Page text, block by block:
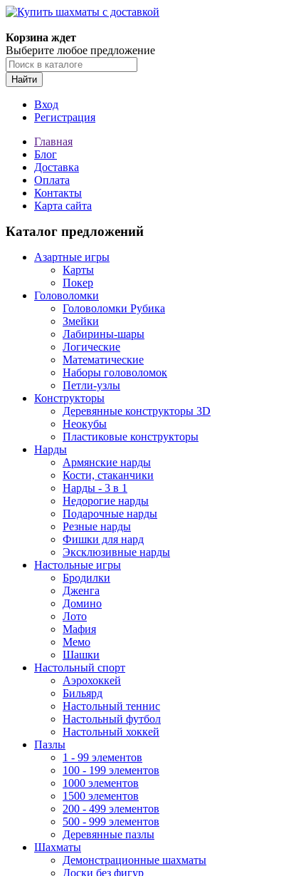
Корзина ждет
Выберите любое предложение
Найти
Вход
Регистрация
Главная
Блог
Доставка
Оплата
Контакты
Карта сайта
Каталог предложений
Азартные игры
Карты
Покер
Головоломки
Головоломки Рубика
Змейки
Лабирины-шары
Логические
Математические
Наборы головоломок
Петли-узлы
Конструкторы
Деревянные конструкторы 3D
Неокубы
Пластиковые конструкторы
Нарды
Армянские нарды
Кости, стаканчики
Нарды - 3 в 1
Недорогие нарды
Подарочные нарды
Резные нарды
Фишки для нард
Эксклюзивные нарды
Настольные игры
Бродилки
Дженга
Домино
Лото
Мафия
Мемо
Шашки
Настольный спорт
Аэрохоккей
Бильярд
Настольный теннис
Настольный футбол
Настольный хоккей
Пазлы
1 - 99 элементов
100 - 199 элементов
1000 элементов
1500 элементов
200 - 499 элементов
500 - 999 элементов
Деревянные пазлы
Шахматы
Демонстрационные шахматы
Доски без фигур